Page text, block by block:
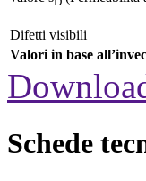
Difetti visibili
Valori in base
Schede